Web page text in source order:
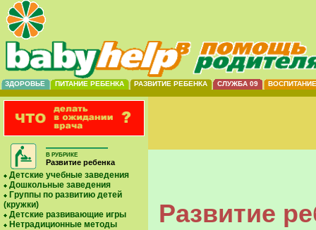
ЗДОРОВЬЕ ПИТАНИЕ РЕБЕНКА РАЗВИТИЕ РЕБЕНКА СЛУЖБА 09 ВОСПИТАНИЕ
В РУБРИКЕ
Развитие ребенка
Детские учебные заведения
Дошкольные заведения
Группы по развитию детей
(кружки)
Детские развивающие игры
Нетрадиционные методы
Развитие